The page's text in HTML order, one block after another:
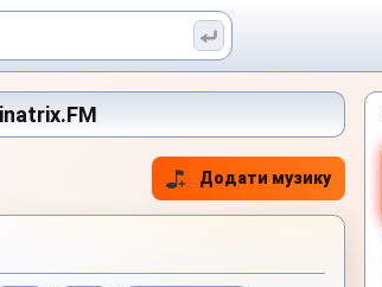
Додати музику